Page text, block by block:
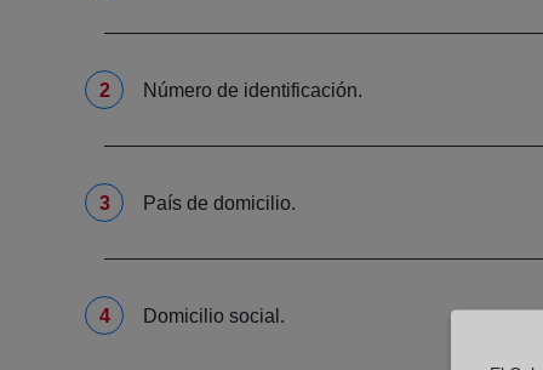
Número de identificación.
País de domicilio.
Domicilio social.